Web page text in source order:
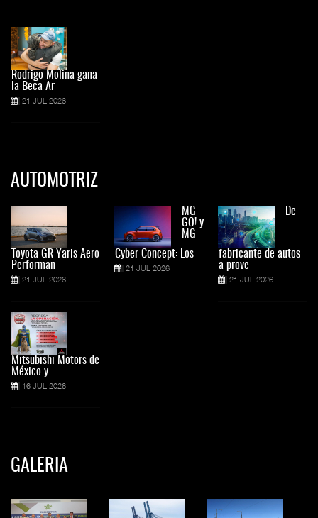
Rodrigo Molina gana
la Beca Ar
21 JUL 2026
AUTOMOTRIZ
Toyota GR Yaris Aero
Performan
21 JUL 2026
Mitsubishi Motors de
México y
16 JUL 2026
MG
GO! y
MG
Cyber Concept: Los
21 JUL 2026
De
fabricante de autos
a prove
21 JUL 2026
GALERIA